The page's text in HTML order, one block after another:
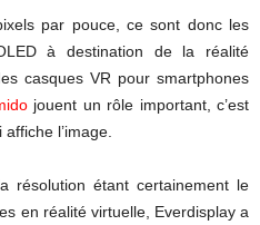
par pouce, ce sont donc les
à destination de la réalité
casques VR pour smartphones
jouent un rôle important, c’est
l’image.
résolution étant certainement le
en réalité virtuelle, Everdisplay a